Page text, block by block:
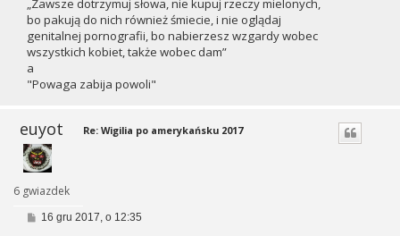
„Zawsze dotrzymuj słowa, nie kupuj rzeczy mielonych,
bo pakują do nich również śmiecie, i nie oglądaj
genitalnej pornografii, bo nabierzesz wzgardy wobec
wszystkich kobiet, także wobec dam”
a
"Powaga zabija powoli"
euyot
6 gwiazdek
Re: Wigilia po amerykańsku 2017
P16 gru 2017, o 12:35